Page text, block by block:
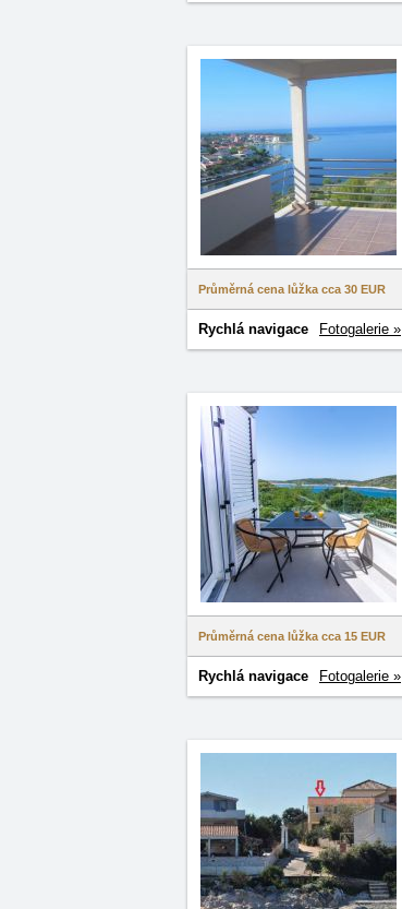
Průměrná cena lůžka cca 30 EUR
Rychlá navigace Fotogalerie »
Průměrná cena lůžka cca 15 EUR
Rychlá navigace Fotogalerie »